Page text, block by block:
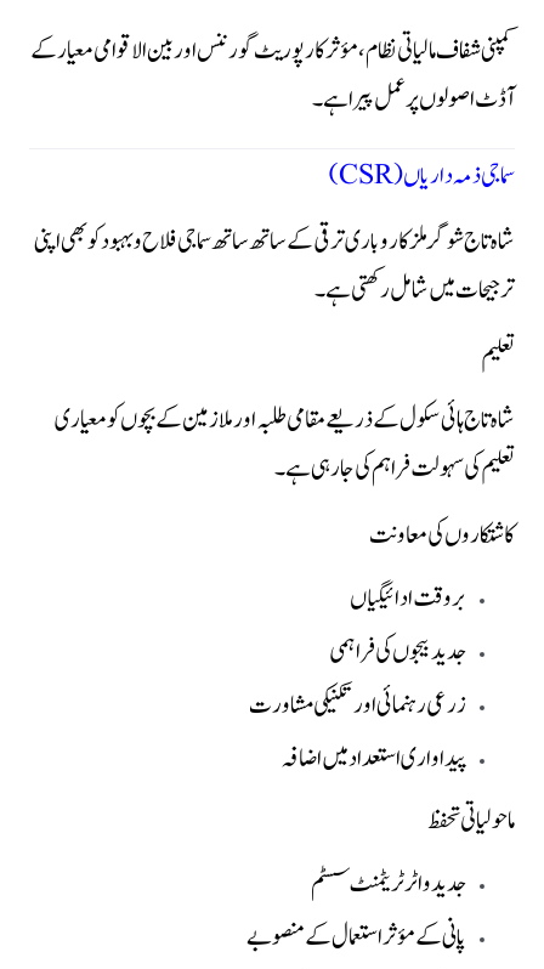
کمپنی شفاف مالیاتی نظام، مؤثر کارپوریٹ گورننس اور بین الاقوامی معیار کے
آڈٹ اصولوں پر عمل پیرا ہے۔
سماجی ذمہ داریاں (CSR)
شاہ تاج شوگر ملز کاروباری ترقی کے ساتھ ساتھ سماجی فلاح و بہبود کو بھی اپنی
ترجیحات میں شامل رکھتی ہے۔
تعلیم
شاہ تاج ہائی سکول کے ذریعے مقامی طلبہ اور ملازمین کے بچوں کو معیاری
تعلیم کی سہولت فراہم کی جا رہی ہے۔
کاشتکاروں کی معاونت
بروقت ادائیگیاں
جدید بیجوں کی فراہمی
زرعی رہنمائی اور تکنیکی مشاورت
پیداواری استعداد میں اضافہ
ماحولیاتی تحفظ
جدید واٹر ٹریٹمنٹ سسٹم
پانی کے مؤثر استعمال کے منصوبے